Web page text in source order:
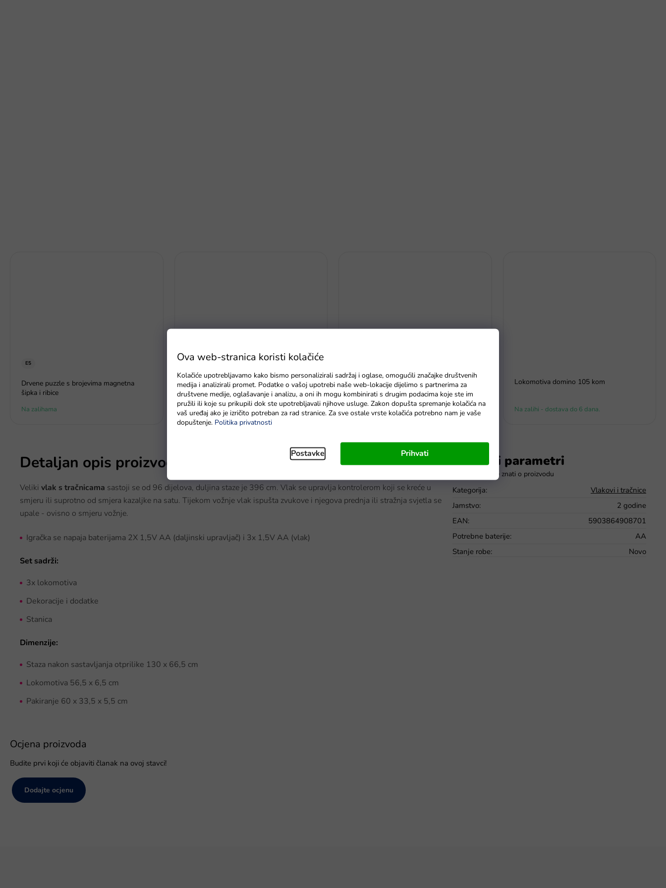
Ova web-stranica koristi kolačiće
Kolačiće upotrebljavamo kako bismo personalizirali sadržaj i oglase, omogućili značajke društvenih
medija i analizirali promet. Podatke o vašoj upotrebi naše web-lokacije dijelimo s partnerima za
društvene medije, oglašavanje i analizu, a oni ih mogu kombinirati s drugim podacima koje ste im
pružili ili koje su prikupili dok ste upotrebljavali njihove usluge. Zakon dopušta spremanje kolačića na
vaš uređaj ako je izričito potreban za rad stranice. Za sve ostale vrste kolačića potrebno nam je vaše
dopuštenje. Politika privatnosti
Postavke Prihvati
E5
Drvene puzzle s brojevima magnetna
šipka i ribice
Na zalihama
Baterie GP Greencell R6 typ AA 4 ks
Na zalihama
Model vlaka kolekcionar 1:48 metalik
srebrna
Na zalihi - dostava do 6 dana
Lokomotiva domino 105 kom
Na zalihi - dostava do 6 dana.
Detaljan opis proizvoda
Veliki vlak s tračnicama sastoji se od 96 dijelova, duljina staze je 396 cm. Vlak se upravlja kontrolerom koji se kreće u
smjeru ili suprotno od smjera kazaljke na satu. Tijekom vožnje vlak ispušta zvukove i njegova prednja ili stražnja svjetla se
upale - ovisno o smjeru vožnje.
Igračka se napaja baterijama 2X 1,5V AA (daljinski upravljač) i 3x 1,5V AA (vlak)
Set sadrži:
3x lokomotiva
Dekoracije i dodatke
Stanica
Dimenzije:
Staza nakon sastavljanja otprilike 130 x 66,5 cm
Lokomotiva 56,5 x 6,5 cm
Pakiranje 60 x 33,5 x 5,5 cm
Dodatni parametri
Kategorija:
Vlakovi i tračnice
Jamstvo:
2 godine
EAN:
5903864908701
Potrebne baterije:
AA
Stanje robe: Novo
Ocjena proizvoda
Budite prvi koji će objaviti članak na ovoj stavci!
Dodajte ocjenu